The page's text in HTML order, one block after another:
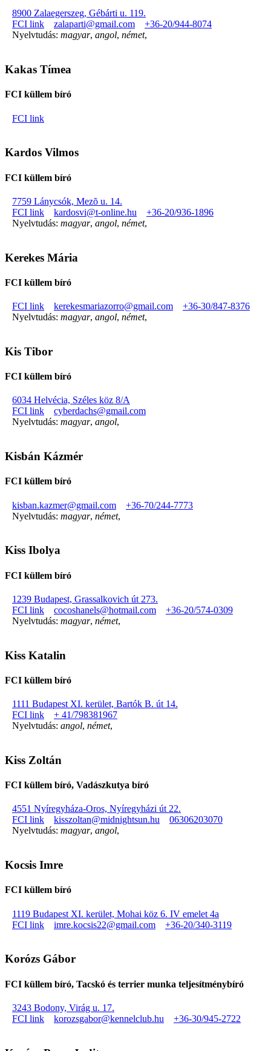
8900 Zalaegerszeg, Gébárti u. 119.
FCI link
zalaparti@gmail.com
+36-20/944-8074
Nyelvtudás: magyar, angol, német,
Kakas Tímea
FCI küllem bíró
FCI link
Kardos Vilmos
FCI küllem bíró
7759 Lánycsók, Mezõ u. 14.
FCI link
kardosvi@t-online.hu
+36-20/936-1896
Nyelvtudás: magyar, angol, német,
Kerekes Mária
FCI küllem bíró
FCI link kerekesmariazorro@gmail.com
+36-30/847-8376
Nyelvtudás: magyar, angol, német,
Kis Tibor
FCI küllem bíró
6034 Helvécia, Széles köz 8/A
FCI link
cyberdachs@gmail.com
Nyelvtudás: magyar, angol,
Kisbán Kázmér
FCI küllem bíró
kisban.kazmer@gmail.com
+36-70/244-7773
Nyelvtudás: magyar, német,
Kiss Ibolya
FCI küllem bíró
1239 Budapest, Grassalkovich út 273.
FCI link
cocoshanels@hotmail.com
+36-20/574-0309
Nyelvtudás: magyar, német,
Kiss Katalin
FCI küllem bíró
1111 Budapest XI. kerület, Bartók B. út 14.
FCI link
+ 41/798381967
Nyelvtudás: angol, német,
Kiss Zoltán
FCI küllem bíró, Vadászkutya bíró
4551 Nyíregyháza-Oros, Nyíregyházi út 22.
FCI link
kisszoltan@midnightsun.hu
06306203070
Nyelvtudás: magyar, angol,
Kocsis Imre
FCI küllem bíró
1119 Budapest XI. kerület, Mohai köz 6. IV emelet 4a
FCI link
imre.kocsis22@gmail.com +36-20/340-3119
Korózs Gábor
FCI küllem bíró, Tacskó és terrier munka teljesítménybíró
3243 Bodony, Virág u. 17.
FCI link
korozsgabor@kennelclub.hu +36-30/945-2722